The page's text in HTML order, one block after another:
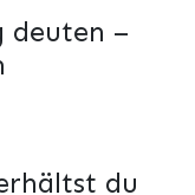
deuten –
du